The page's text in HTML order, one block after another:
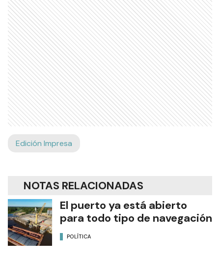
Edición Impresa
NOTAS RELACIONADAS
El puerto ya está abierto
para todo tipo de navegación
POLÍTICA